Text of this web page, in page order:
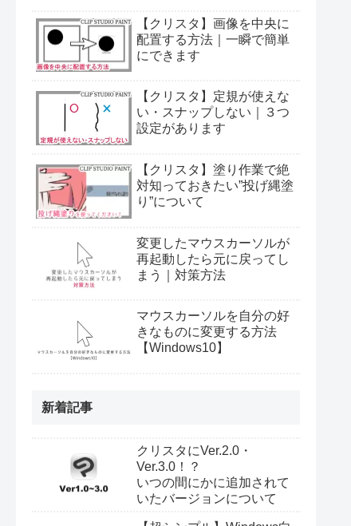
【クリスタ】画像を中央に
配置する方法｜一瞬で簡単
にできます
【クリスタ】定規が使えな
い・スナップしない｜３つ
設定があります
【クリスタ】塗り作業で絶
対知っておきたい”投げ縄塗
り”について
変更したマウスカーソルが
再起動したら元に戻ってし
まう｜対策方法
マウスカーソルを自分の好
きなものに変更する方法
【Windows10】
新着記事
クリスタにVer.2.0・
Ver.3.0！？
いつの間にかに追加されて
いたバージョンについて